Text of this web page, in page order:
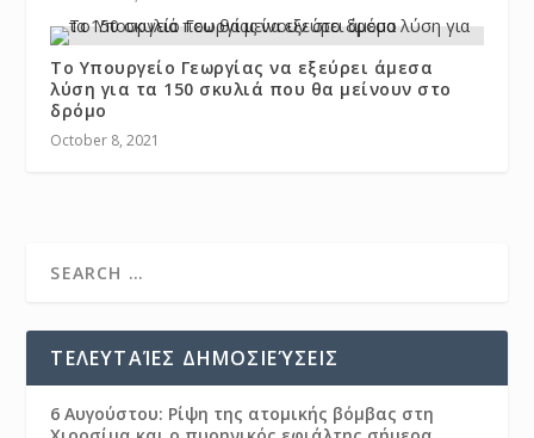
Το Υπουργείο Γεωργίας να εξεύρει άμεσα
λύση για τα 150 σκυλιά που θα μείνουν στο
δρόμο
October 8, 2021
ΤΕΛΕΥΤΑΊΕΣ ΔΗΜΟΣΙΕΎΣΕΙΣ
6 Αυγούστου: Ρίψη της ατομικής βόμβας στη